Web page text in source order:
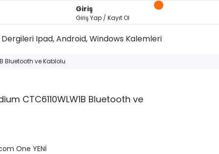
Giriş
Giriş Yap / Kayıt Ol
Ipad, Android, Windows Kalemleri
Bluetooth ve Kablolu
CTC6110WLW1B Bluetooth ve
One YENİ